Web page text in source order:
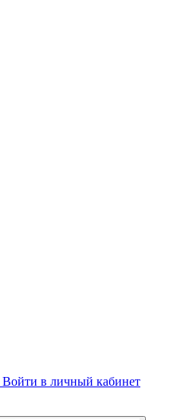
Войти в личный кабинет